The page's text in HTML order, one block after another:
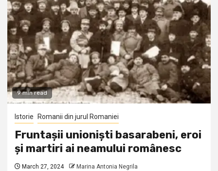
9 min read
Istorie Romanii din jurul Romaniei
Fruntașii unioniști basarabeni, eroi
și martiri ai neamului românesc
March 27, 2024 Marina Antonia Negrila